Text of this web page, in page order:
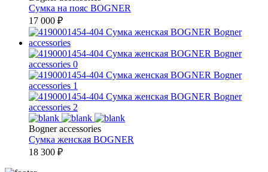
Сумка на пояс BOGNER
17 000 ₽
Bogner accessories
Сумка женская BOGNER
18 300 ₽